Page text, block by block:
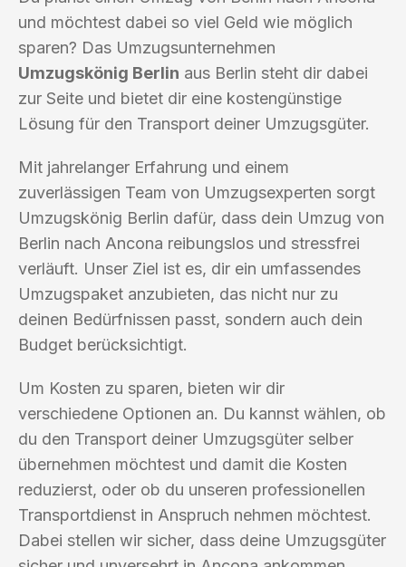
und möchtest dabei so viel Geld wie möglich
sparen? Das Umzugsunternehmen
Umzugskönig Berlin aus Berlin steht dir dabei
zur Seite und bietet dir eine kostengünstige
Lösung für den Transport deiner Umzugsgüter.
Mit jahrelanger Erfahrung und einem
zuverlässigen Team von Umzugsexperten sorgt
Umzugskönig Berlin dafür, dass dein Umzug von
Berlin nach Ancona reibungslos und stressfrei
verläuft. Unser Ziel ist es, dir ein umfassendes
Umzugspaket anzubieten, das nicht nur zu
deinen Bedürfnissen passt, sondern auch dein
Budget berücksichtigt.
Um Kosten zu sparen, bieten wir dir
verschiedene Optionen an. Du kannst wählen, ob
du den Transport deiner Umzugsgüter selber
übernehmen möchtest und damit die Kosten
reduzierst, oder ob du unseren professionellen
Transportdienst in Anspruch nehmen möchtest.
Dabei stellen wir sicher, dass deine Umzugsgüter